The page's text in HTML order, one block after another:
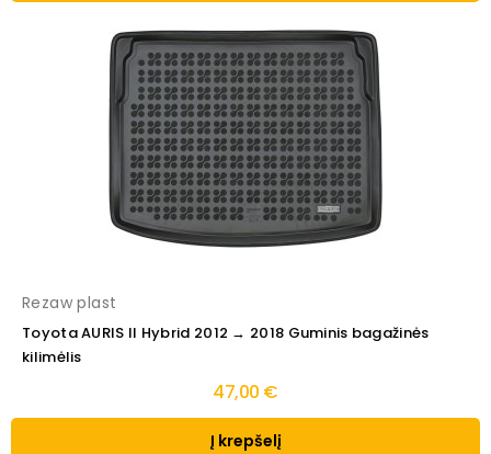
Rezaw plast
Toyota AURIS II Hybrid 2012 → 2018 Guminis bagažinės
kilimėlis
47,00 €
Į krepšelį